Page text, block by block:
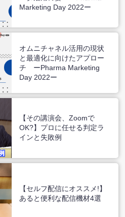
Marketing Day 2022ー
オムニチャネル活用の現状
と最適化に向けたアプロー
チ ーPharma Marketing
Day 2022ー
【その講演会、Zoomで
OK?】プロに任せる判定ラ
インと失敗例
【セルフ配信にオススメ!】
あると便利な配信機材4選